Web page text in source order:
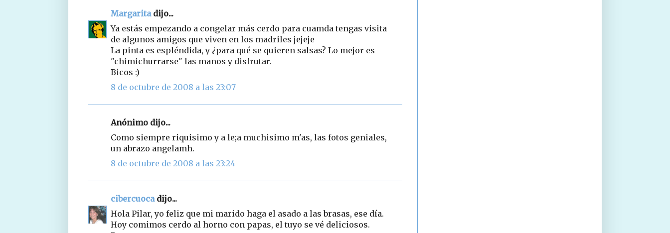
Margaritadijo...
Ya estás empezando a congelar más cerdo para cuamda tengas visita
de algunos amigos que viven en los madriles jejeje
La pinta es espléndida, y ¿para qué se quieren salsas? Lo mejor es
"chimichurrarse" las manos y disfrutar.
Bicos :)
8 de octubre de 2008 a las 23:07
Anónimo dijo...
Como siempre riquisimo y a le;a muchisimo m'as, las fotos geniales,
un abrazo angelamh.
8 de octubre de 2008 a las 23:24
cibercuocadijo...
Hola Pilar, yo feliz que mi marido haga el asado a las brasas, ese día.
Hoy comimos cerdo al horno con papas, el tuyo se vé deliciosos.